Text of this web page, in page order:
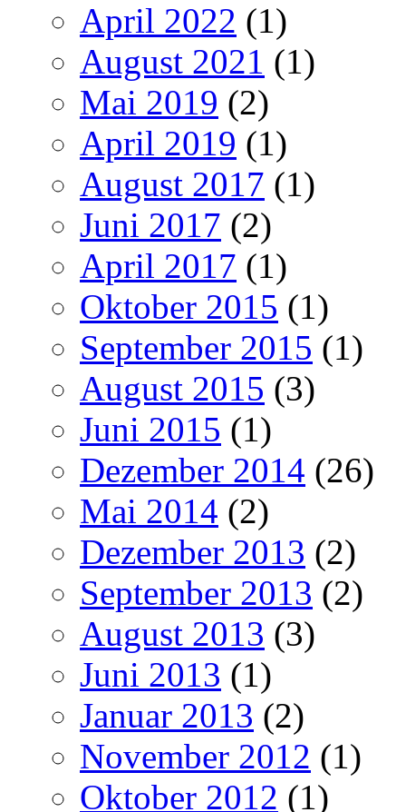
April 2022 (1)
August 2021 (1)
Mai 2019 (2)
April 2019 (1)
August 2017 (1)
Juni 2017 (2)
April 2017 (1)
Oktober 2015 (1)
September 2015 (1)
August 2015 (3)
Juni 2015 (1)
Dezember 2014 (26)
Mai 2014 (2)
Dezember 2013 (2)
September 2013 (2)
August 2013 (3)
Juni 2013 (1)
Januar 2013 (2)
November 2012 (1)
Oktober 2012 (1)